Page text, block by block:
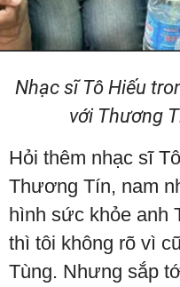
Nhạc sĩ Tô Hiếu
với Thương
Hỏi thêm nhạc sĩ
Thương Tín, nam
hình sức khỏe anh
thì tôi không rõ vì
Tùng. Nhưng sắp